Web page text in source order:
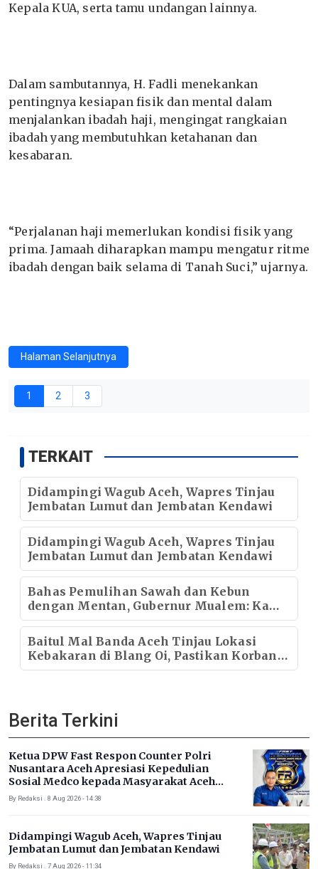
Kepala KUA, serta tamu undangan lainnya.
Dalam sambutannya, H. Fadli menekankan
pentingnya kesiapan fisik dan mental dalam
menjalankan ibadah haji, mengingat rangkaian
ibadah yang membutuhkan ketahanan dan
kesabaran.
“Perjalanan haji memerlukan kondisi fisik yang
prima. Jamaah diharapkan mampu mengatur ritme
ibadah dengan baik selama di Tanah Suci,” ujarnya.
Halaman Selanjutnya
1 2 3
TERKAIT
Didampingi Wagub Aceh, Wapres Tinjau
Jembatan Lumut dan Jembatan Kendawi
Didampingi Wagub Aceh, Wapres Tinjau
Jembatan Lumut dan Jembatan Kendawi
Bahas Pemulihan Sawah dan Kebun
dengan Mentan, Gubernur Mualem: Kami
Butuh Dukungan Pak Menteri
Baitul Mal Banda Aceh Tinjau Lokasi
Kebakaran di Blang Oi, Pastikan Korban
Mendapat Dukungan Kebutuhan Pokok
Berita Terkini
Ketua DPW Fast Respon Counter Polri
Nusantara Aceh Apresiasi Kepedulian
Sosial Medco kepada Masyarakat Aceh
Timur
By Redaksi . 8 Aug 2026 - 14:38
Didampingi Wagub Aceh, Wapres Tinjau
Jembatan Lumut dan Jembatan Kendawi
By Redaksi . 7 Aug 2026 - 11:34